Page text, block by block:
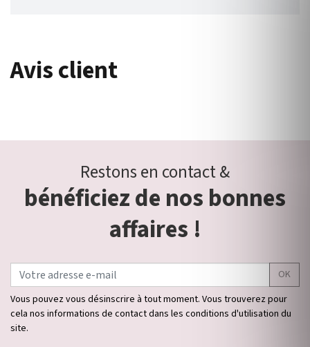
Avis client
Restons en contact &
bénéficiez de nos bonnes
affaires !
OK
Vous pouvez vous désinscrire à tout moment. Vous trouverez pour
cela nos informations de contact dans les conditions d'utilisation du
site.